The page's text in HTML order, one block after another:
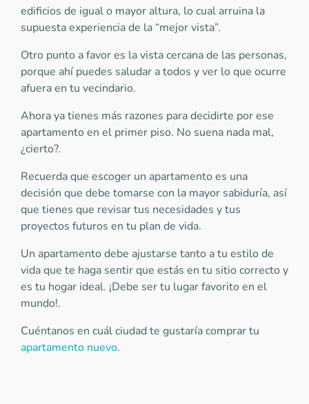
edificios de igual o mayor altura, lo cual arruina la
supuesta experiencia de la “mejor vista”.
Otro punto a favor es la vista cercana de las personas,
porque ahí puedes saludar a todos y ver lo que ocurre
afuera en tu vecindario.
Ahora ya tienes más razones para decidirte por ese
apartamento en el primer piso. No suena nada mal,
¿cierto?.
Recuerda que escoger un apartamento es una
decisión que debe tomarse con la mayor sabiduría, así
que tienes que revisar tus necesidades y tus
proyectos futuros en tu plan de vida.
Un apartamento debe ajustarse tanto a tu estilo de
vida que te haga sentir que estás en tu sitio correcto y
es tu hogar ideal. ¡Debe ser tu lugar favorito en el
mundo!.
Cuéntanos en cuál ciudad te gustaría comprar tu
apartamento nuevo.